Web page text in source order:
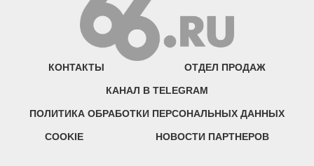
КОНТАКТЫ ОТДЕЛ ПРОДАЖ
КАНАЛ В TELEGRAM
ПОЛИТИКА ОБРАБОТКИ ПЕРСОНАЛЬНЫХ ДАННЫХ
COOKIE НОВОСТИ ПАРТНЕРОВ